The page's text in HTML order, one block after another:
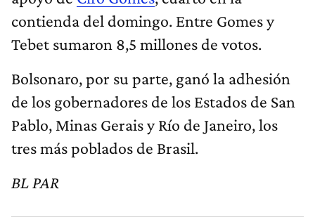
contienda del domingo. Entre Gomes y
Tebet sumaron 8,5 millones de votos.
Bolsonaro, por su parte, ganó la adhesión
de los gobernadores de los Estados de San
Pablo, Minas Gerais y Río de Janeiro, los
tres más poblados de Brasil.
BL PAR